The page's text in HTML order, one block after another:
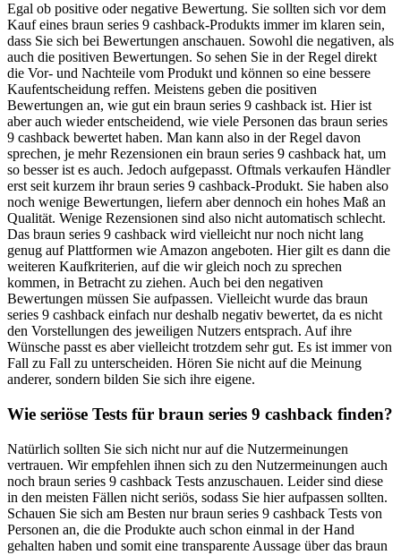
Egal ob positive oder negative Bewertung. Sie sollten sich vor dem
Kauf eines braun series 9 cashback-Produkts immer im klaren sein,
dass Sie sich bei Bewertungen anschauen. Sowohl die negativen, als
auch die positiven Bewertungen. So sehen Sie in der Regel direkt
die Vor- und Nachteile vom Produkt und können so eine bessere
Kaufentscheidung reffen. Meistens geben die positiven
Bewertungen an, wie gut ein braun series 9 cashback ist. Hier ist
aber auch wieder entscheidend, wie viele Personen das braun series
9 cashback bewertet haben. Man kann also in der Regel davon
sprechen, je mehr Rezensionen ein braun series 9 cashback hat, um
so besser ist es auch. Jedoch aufgepasst. Oftmals verkaufen Händler
erst seit kurzem ihr braun series 9 cashback-Produkt. Sie haben also
noch wenige Bewertungen, liefern aber dennoch ein hohes Maß an
Qualität. Wenige Rezensionen sind also nicht automatisch schlecht.
Das braun series 9 cashback wird vielleicht nur noch nicht lang
genug auf Plattformen wie Amazon angeboten. Hier gilt es dann die
weiteren Kaufkriterien, auf die wir gleich noch zu sprechen
kommen, in Betracht zu ziehen. Auch bei den negativen
Bewertungen müssen Sie aufpassen. Vielleicht wurde das braun
series 9 cashback einfach nur deshalb negativ bewertet, da es nicht
den Vorstellungen des jeweiligen Nutzers entsprach. Auf ihre
Wünsche passt es aber vielleicht trotzdem sehr gut. Es ist immer von
Fall zu Fall zu unterscheiden. Hören Sie nicht auf die Meinung
anderer, sondern bilden Sie sich ihre eigene.
Wie seriöse Tests für braun series 9 cashback finden?
Natürlich sollten Sie sich nicht nur auf die Nutzermeinungen
vertrauen. Wir empfehlen ihnen sich zu den Nutzermeinungen auch
noch braun series 9 cashback Tests anzuschauen. Leider sind diese
in den meisten Fällen nicht seriös, sodass Sie hier aufpassen sollten.
Schauen Sie sich am Besten nur braun series 9 cashback Tests von
Personen an, die die Produkte auch schon einmal in der Hand
gehalten haben und somit eine transparente Aussage über das braun